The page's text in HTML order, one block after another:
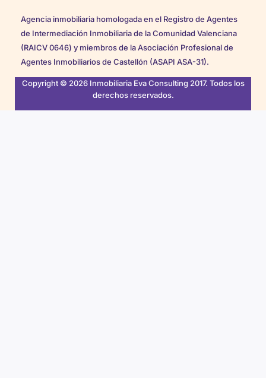
Agencia inmobiliaria homologada en el Registro de Agentes
de Intermediación Inmobiliaria de la Comunidad Valenciana
(RAICV 0646) y miembros de la Asociación Profesional de
Agentes Inmobiliarios de Castellón (ASAPI ASA-31).
Copyright © 2026 Inmobiliaria Eva Consulting 2017. Todos los
derechos reservados.